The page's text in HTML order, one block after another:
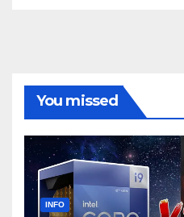
You missed
INFO